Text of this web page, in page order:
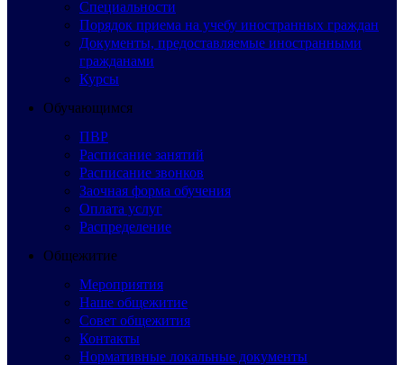
Специальности
Порядок приема на учебу иностранных граждан
Документы, предоставляемые иностранными
гражданами
Курсы
Обучающимся
ПВР
Расписание занятий
Расписание звонков
Заочная форма обучения
Оплата услуг
Распределение
Общежитие
Мероприятия
Наше общежитие
Совет общежития
Контакты
Нормативные локальные документы